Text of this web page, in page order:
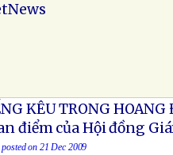
KÊU TRONG HOANG
điểm của Hội đồng
on 21 Dec 2009